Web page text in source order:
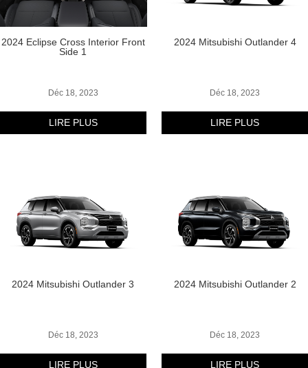
2024 Eclipse Cross Interior Front
Side 1
Déc 18, 2023
LIRE PLUS
2024 Mitsubishi Outlander 3
Déc 18, 2023
LIRE PLUS
2024 Mitsubishi Outlander 4
Déc 18, 2023
LIRE PLUS
2024 Mitsubishi Outlander 2
Déc 18, 2023
LIRE PLUS